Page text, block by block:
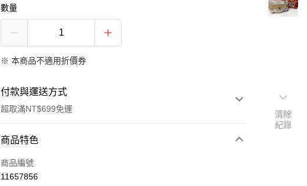
數量
※ 本商品不適用折價券
付款與運送方式
超取滿NT$699免運
付款方式
信用卡一次付款
商品特色
商品編號
11657856
清除
紀錄